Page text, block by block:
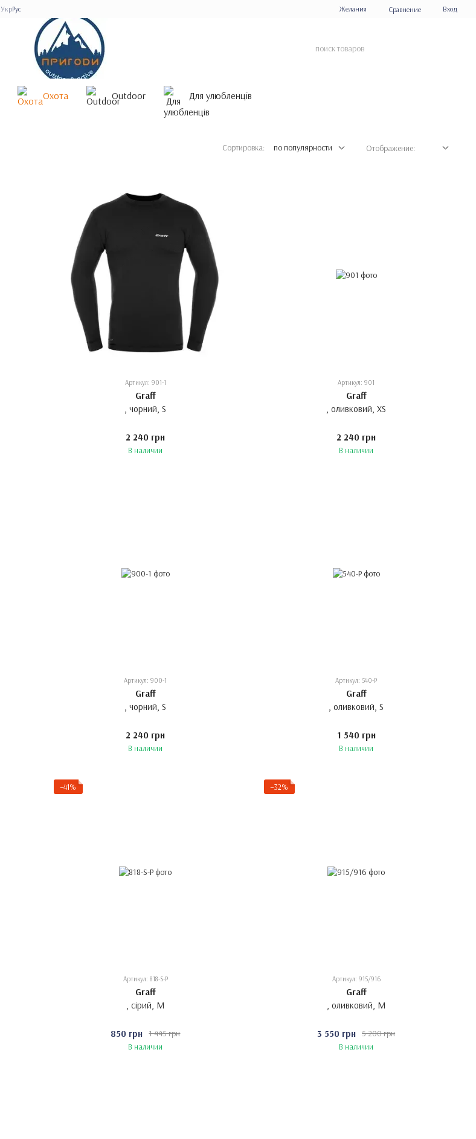
УкрРус Желания Сравнение Вход
Охота Outdoor Для улюбленців
Сортировка: по популярности Отображение:
Артикул: 901-1
Graff
, чорний, S
2 240 грн
В наличии
Артикул: 901
Graff
, оливковий, XS
2 240 грн
В наличии
Артикул: 900-1
Graff
, чорний, S
2 240 грн
В наличии
Артикул: 540-P
Graff
, оливковий, S
1 540 грн
В наличии
−41%
Артикул: 818-S-P
Graff
, сірий, M
1 445 грн
850 грн
В наличии
−32%
Артикул: 915/916
Graff
, оливковий, M
5 200 грн
3 550 грн
В наличии